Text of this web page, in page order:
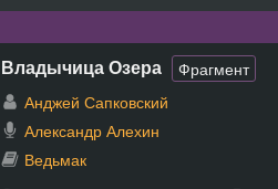
Владычица Озера
Фрагмент
Анджей Сапковский
Александр Алехин
Ведьмак